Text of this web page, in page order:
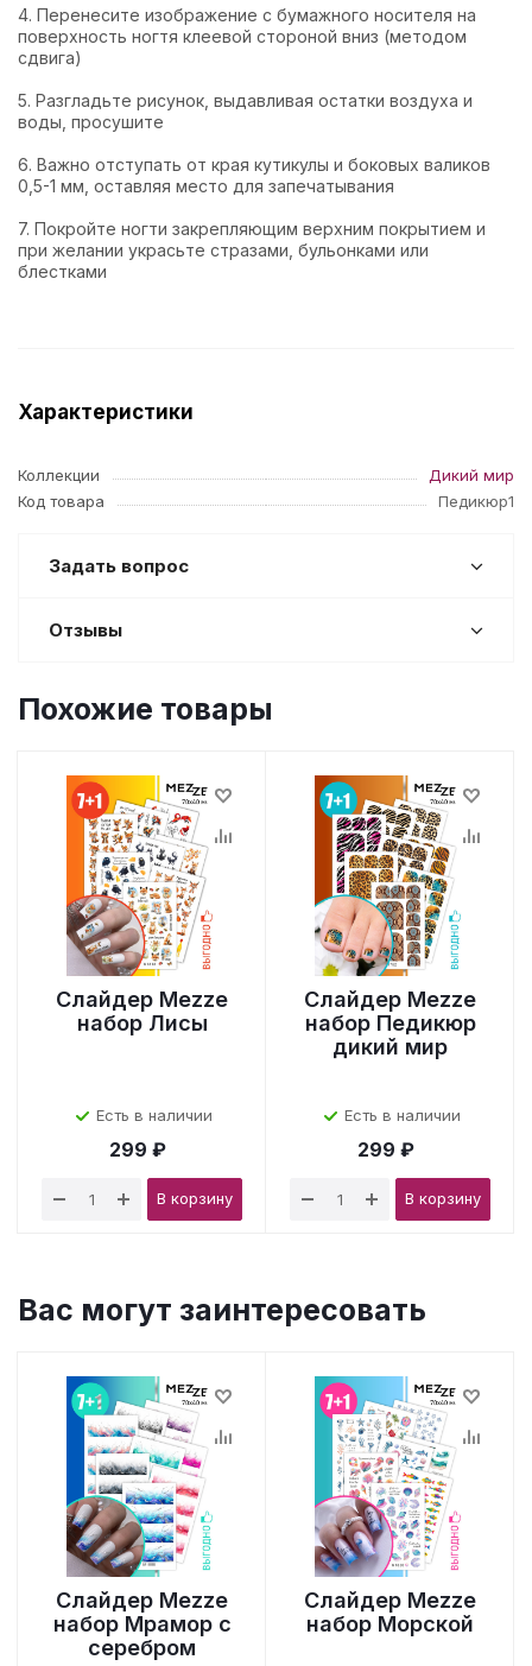
4. Перенесите изображение с бумажного носителя на
поверхность ногтя клеевой стороной вниз (методом
сдвига)
5. Разгладьте рисунок, выдавливая остатки воздуха и
воды, просушите
6. Важно отступать от края кутикулы и боковых валиков
0,5-1 мм, оставляя место для запечатывания
7. Покройте ногти закрепляющим верхним покрытием и
при желании украсьте стразами, бульонками или
блестками
Характеристики
Коллекции
Дикий мир
Код товара
Педикюр1
Задать вопрос
Отзывы
Похожие товары
Слайдер Mezze
набор Лисы
Есть в наличии
299 ₽
В корзину
Слайдер Mezze
набор Педикюр
дикий мир
Есть в наличии
299 ₽
В корзину
Вас могут заинтересовать
Слайдер Mezze
набор Мрамор с
серебром
Слайдер Mezze
набор Морской